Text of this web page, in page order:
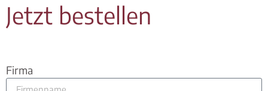
Jetzt bestellen
Firma